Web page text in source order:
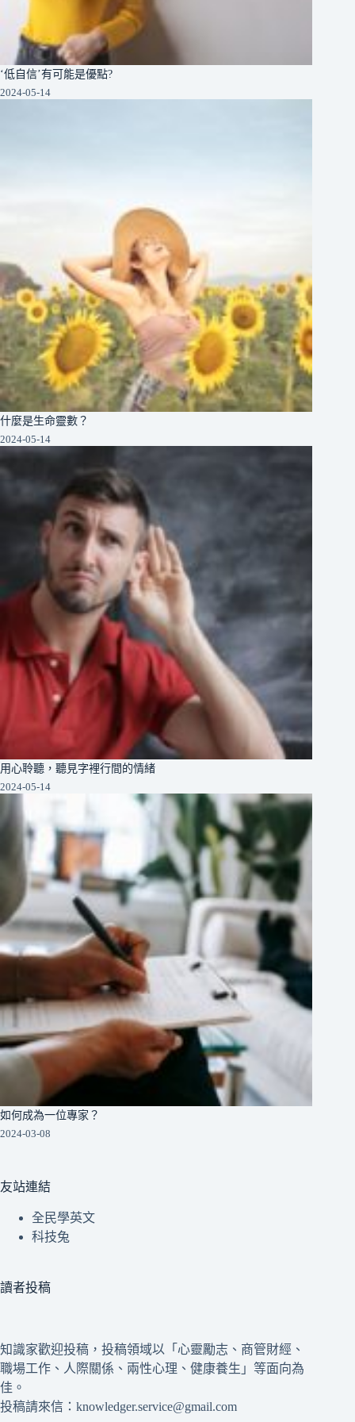
‘低自信’有可能是優點?
2024-05-14
什麼是生命靈數？
2024-05-14
用心聆聽，聽見字裡行間的情緒
2024-05-14
如何成為一位專家？
2024-03-08
友站連結
全民學英文
科技兔
讀者投稿
知識家歡迎投稿，投稿領域以「心靈勵志、商管財經、
職場工作、人際關係、兩性心理、健康養生」等面向為
佳。
投稿請來信：knowledger.service@gmail.com